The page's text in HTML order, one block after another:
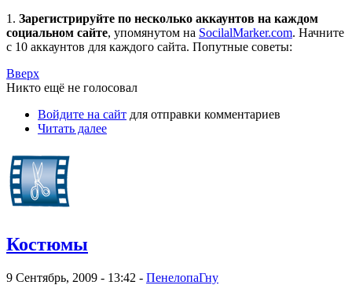
1. Зарегистрируйте по несколько аккаунтов на каждом
социальном сайте, упомянутом на SocilalMarker.com. Начните
с 10 аккаунтов для каждого сайта. Попутные советы:
Вверх
Никто ещё не голосовал
Войдите на сайт для отправки комментариев
Читать далее
Костюмы
9 Сентябрь, 2009 - 13:42 - ПенелопаГну